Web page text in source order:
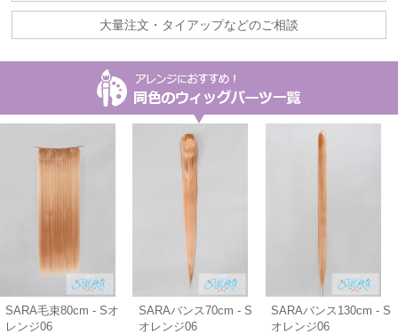
大量注文・タイアップなどのご相談
SARA毛束80cm - Sオ
レンジ06
SARAバンス70cm - S
オレンジ06
SARAバンス130cm - S
オレンジ06